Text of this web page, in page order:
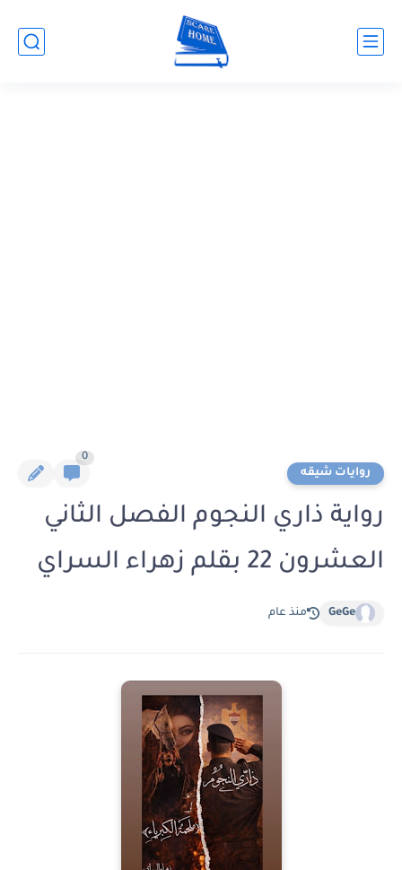
روايات شيقه
0
رواية ذاري النجوم الفصل الثاني
العشرون 22 بقلم زهراء السراي
GeGe منذ عام